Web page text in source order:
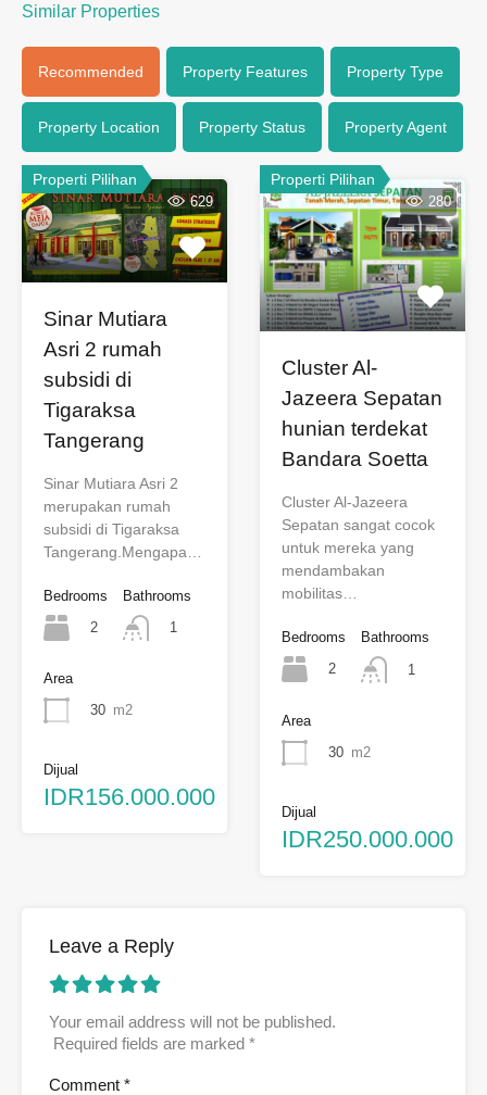
Similar Properties
Recommended Property Features Property Type
Property Location Property Status Property Agent
Properti Pilihan
629
Sinar Mutiara
Asri 2 rumah
subsidi di
Tigaraksa
Tangerang
Sinar Mutiara Asri 2
merupakan rumah
subsidi di Tigaraksa
Tangerang.Mengapa…
Bedrooms
2
Bathrooms
1
Area
30 m2
Dijual
IDR156.000.000
Properti Pilihan
280
Cluster Al-
Jazeera Sepatan
hunian terdekat
Bandara Soetta
Cluster Al-Jazeera
Sepatan sangat cocok
untuk mereka yang
mendambakan
mobilitas…
Bedrooms
2
Bathrooms
1
Area
30 m2
Dijual
IDR250.000.000
Leave a Reply
Your email address will not be published.
Required fields are marked *
Comment *